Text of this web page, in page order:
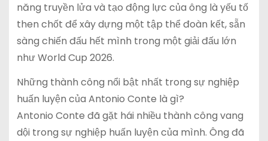
năng truyền lửa và tạo động lực của ông là yếu tố
then chốt để xây dựng một tập thể đoàn kết, sẵn
sàng chiến đấu hết mình trong một giải đấu lớn
như World Cup 2026.
Những thành công nổi bật nhất trong sự nghiệp
huấn luyện của Antonio Conte là gì?
Antonio Conte đã gặt hái nhiều thành công vang
dội trong sự nghiệp huấn luyện của mình. Ông đã